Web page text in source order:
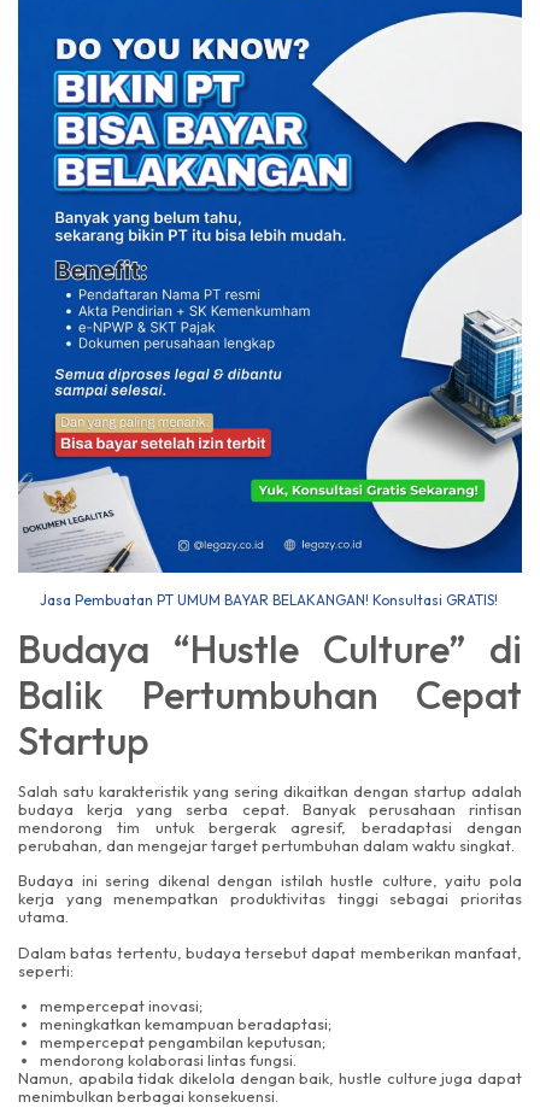
Jasa Pembuatan PT UMUM BAYAR BELAKANGAN! Konsultasi GRATIS!
Budaya “Hustle Culture” di
Balik Pertumbuhan Cepat
Startup
Salah satu karakteristik yang sering dikaitkan dengan startup adalah
budaya kerja yang serba cepat. Banyak perusahaan rintisan
mendorong tim untuk bergerak agresif, beradaptasi dengan
perubahan, dan mengejar target pertumbuhan dalam waktu singkat.
Budaya ini sering dikenal dengan istilah hustle culture, yaitu pola
kerja yang menempatkan produktivitas tinggi sebagai prioritas
utama.
Dalam batas tertentu, budaya tersebut dapat memberikan manfaat,
seperti:
mempercepat inovasi;
meningkatkan kemampuan beradaptasi;
mempercepat pengambilan keputusan;
mendorong kolaborasi lintas fungsi.
Namun, apabila tidak dikelola dengan baik, hustle culture juga dapat
menimbulkan berbagai konsekuensi.